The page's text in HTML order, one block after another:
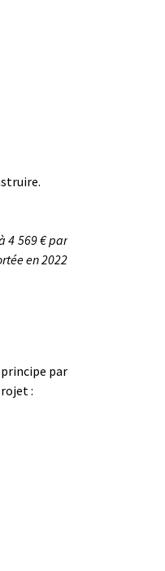
4 569 € par
en 2022
par
: